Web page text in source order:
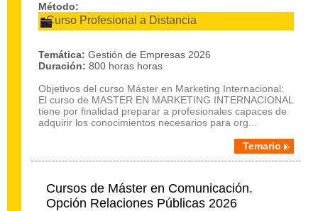
Método:
Curso Profesional a Distancia
Temática: Gestión de Empresas 2026
Duración: 800 horas horas
Objetivos del curso Máster en Marketing Internacional:
El curso de MASTER EN MARKETING INTERNACIONAL
tiene por finalidad preparar a profesionales capaces de
adquirir los conocimientos necesarios para org...
Temario
Cursos de Máster en Comunicación.
Opción Relaciones Públicas 2026